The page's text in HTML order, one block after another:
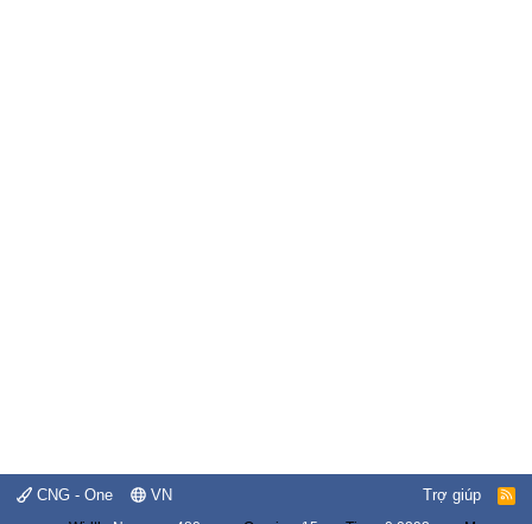
CNG - One VN Trợ giúp
R